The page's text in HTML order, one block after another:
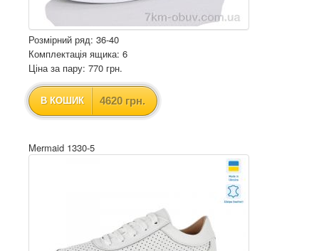
Розмірний ряд: 36-40
Комплектація ящика: 6
Ціна за пару: 770 грн.
В КОШИК 4620 грн.
Mermaid 1330-5